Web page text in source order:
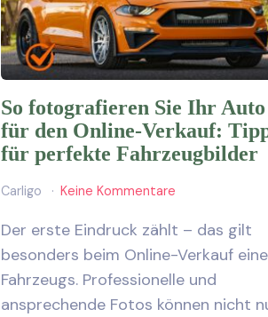
So fotografieren Sie Ihr Auto
für den Online-Verkauf:
für perfekte Fahrzeugbilder
Carligo Keine Kommentare
Der erste Eindruck zählt – das gilt
besonders beim Online-Verkauf
Fahrzeugs. Professionelle und
ansprechende Fotos können nicht